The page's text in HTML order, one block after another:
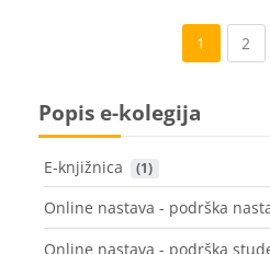
1 2
Popis e-kolegija
E-knjižnica (1)
Online nastava - podrška
Online nastava - podrška